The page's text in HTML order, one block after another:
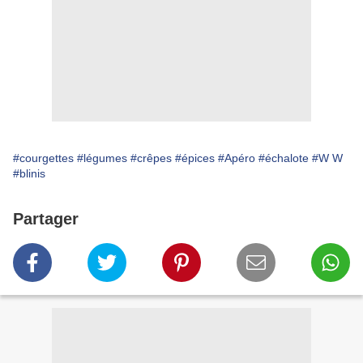
#courgettes #légumes #crêpes #épices #Apéro #échalote #W W
#blinis
Partager